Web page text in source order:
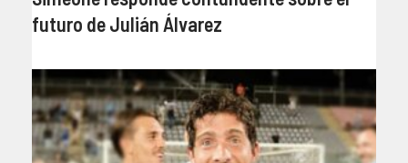
futuro de Julián Álvarez